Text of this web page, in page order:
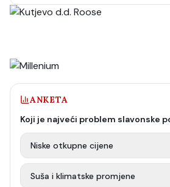
ANKETA
Koji je najveći problem slavonske
Niske otkupne cijene
Suša i klimatske promjene